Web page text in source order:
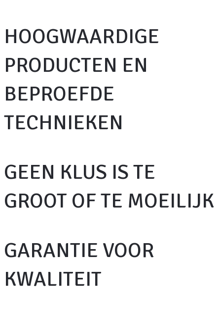
HOOGWAARDIGE
PRODUCTEN EN
BEPROEFDE
TECHNIEKEN
GEEN KLUS IS TE
GROOT OF TE MOEILIJK
GARANTIE VOOR
KWALITEIT